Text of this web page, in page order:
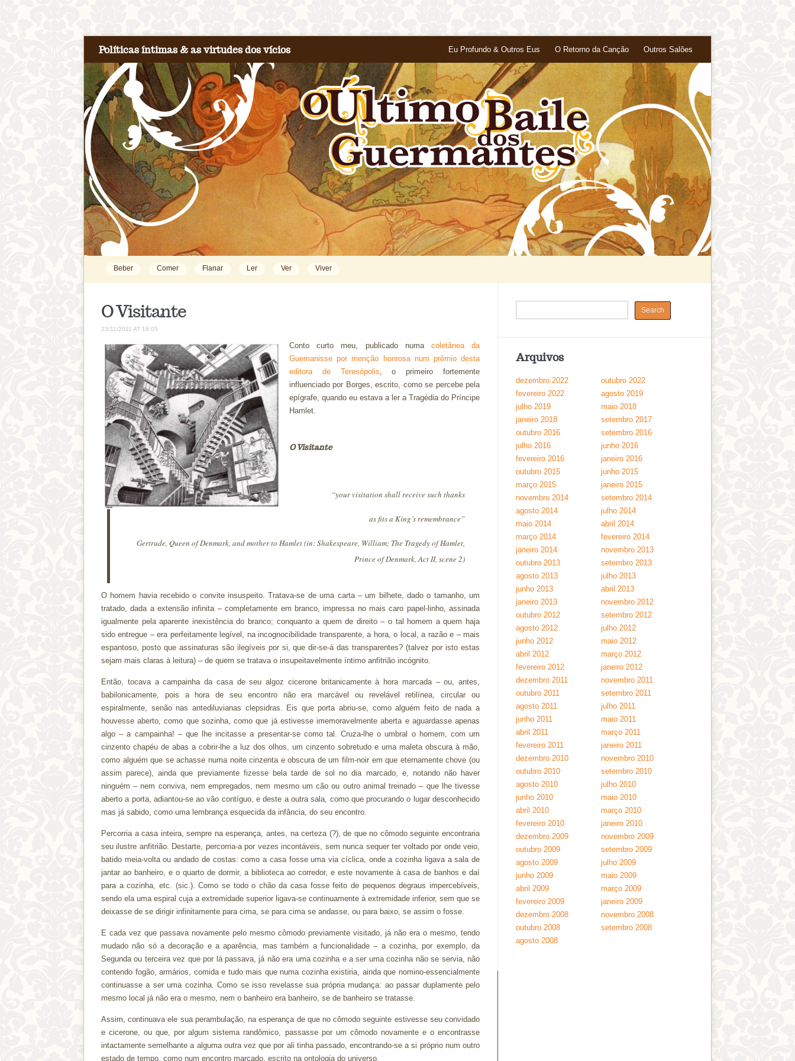
Políticas íntimas & as virtudes dos vícios Eu Profundo & Outros Eus O Retorno da Canção Outros Salões
Beber Comer Flanar Ler Ver Viver
O Visitante
23/11/2011 AT 16:05
Conto curto meu, publicado numa coletânea da
Guemanisse por menção honrosa num prêmio desta
editora de Teresópolis, o primeiro fortemente
influenciado por Borges, escrito, como se percebe pela
epígrafe, quando eu estava a ler a Tragédia do Príncipe
Hamlet.
O Visitante
“your visitation shall receive such thanks
as fits a King’s remembrance”
Gertrude, Queen of Denmark, and mother to Hamlet (in: Shakespeare, William; The Tragedy of Hamlet,
Prince of Denmark, Act II, scene 2)
O homem havia recebido o convite insuspeito. Tratava-se de uma carta – um bilhete, dado o tamanho, um
tratado, dada a extensão infinita – completamente em branco, impressa no mais caro papel-linho, assinada
igualmente pela aparente inexistência do branco; conquanto a quem de direito – o tal homem a quem haja
sido entregue – era perfeitamente legível, na incognocibilidade transparente, a hora, o local, a razão e – mais
espantoso, posto que assinaturas são ilegíveis por si, que dir-se-á das transparentes? (talvez por isto estas
sejam mais claras à leitura) – de quem se tratava o insupeitavelmente íntimo anfitrião incógnito.
Então, tocava a campainha da casa de seu algoz cicerone britanicamente à hora marcada – ou, antes,
babilonicamente, pois a hora de seu encontro não era marcável ou revelável retilínea, circular ou
espiralmente, senão nas antediluvianas clepsidras. Eis que porta abriu-se, como alguém feito de nada a
houvesse aberto, como que sozinha, como que já estivesse imemoravelmente aberta e aguardasse apenas
algo – a campainha! – que lhe incitasse a presentar-se como tal. Cruza-lhe o umbral o homem, com um
cinzento chapéu de abas a cobrir-lhe a luz dos olhos, um cinzento sobretudo e uma maleta obscura à mão,
como alguém que se achasse numa noite cinzenta e obscura de um film-noir em que eternamente chove (ou
assim parece), ainda que previamente fizesse bela tarde de sol no dia marcado, e, notando não haver
ninguém – nem conviva, nem empregados, nem mesmo um cão ou outro animal treinado – que lhe tivesse
aberto a porta, adiantou-se ao vão contíguo, e deste a outra sala, como que procurando o lugar desconhecido
mas já sabido, como uma lembrança esquecida da infância, do seu encontro.
Percorria a casa inteira, sempre na esperança, antes, na certeza (?), de que no cômodo seguinte encontraria
seu ilustre anfitrião. Destarte, percorria-a por vezes incontáveis, sem nunca sequer ter voltado por onde veio,
batido meia-volta ou andado de costas: como a casa fosse uma via cíclica, onde a cozinha ligava a sala de
jantar ao banheiro, e o quarto de dormir, a biblioteca ao corredor, e este novamente à casa de banhos e daí
para a cozinha, etc. (sic.). Como se todo o chão da casa fosse feito de pequenos degraus impercebíveis,
sendo ela uma espiral cuja a extremidade superior ligava-se continuamente à extremidade inferior, sem que se
deixasse de se dirigir infinitamente para cima, se para cima se andasse, ou para baixo, se assim o fosse.
E cada vez que passava novamente pelo mesmo cômodo previamente visitado, já não era o mesmo, tendo
mudado não só a decoração e a aparência, mas também a funcionalidade – a cozinha, por exemplo, da
Segunda ou terceira vez que por lá passava, já não era uma cozinha e a ser uma cozinha não se servia, não
contendo fogão, armários, comida e tudo mais que numa cozinha existiria, ainda que nomino-essencialmente
continuasse a ser uma cozinha. Como se isso revelasse sua própria mudança: ao passar duplamente pelo
mesmo local já não era o mesmo, nem o banheiro era banheiro, se de banheiro se tratasse.
Assim, continuava ele sua perambulação, na esperança de que no cômodo seguinte estivesse seu convidado
e cicerone, ou que, por algum sistema randômico, passasse por um cômodo novamente e o encontrasse
intactamente semelhante a alguma outra vez que por ali tinha passado, encontrando-se a si próprio num outro
estado de tempo, como num encontro marcado, escrito na ontologia do universo.
Arquivos
dezembro 2022
outubro 2022
fevereiro 2022
agosto 2019
julho 2019
maio 2018
janeiro 2018
setembro 2017
outubro 2016
setembro 2016
julho 2016
junho 2016
fevereiro 2016
janeiro 2016
outubro 2015
junho 2015
março 2015
janeiro 2015
novembro 2014
setembro 2014
agosto 2014
julho 2014
maio 2014
abril 2014
março 2014
fevereiro 2014
janeiro 2014
novembro 2013
outubro 2013
setembro 2013
agosto 2013
julho 2013
junho 2013
abril 2013
janeiro 2013
novembro 2012
outubro 2012
setembro 2012
agosto 2012
julho 2012
junho 2012
maio 2012
abril 2012
março 2012
fevereiro 2012
janeiro 2012
dezembro 2011
novembro 2011
outubro 2011
setembro 2011
agosto 2011
julho 2011
junho 2011
maio 2011
abril 2011
março 2011
fevereiro 2011
janeiro 2011
dezembro 2010
novembro 2010
outubro 2010
setembro 2010
agosto 2010
julho 2010
junho 2010
maio 2010
abril 2010
março 2010
fevereiro 2010
janeiro 2010
dezembro 2009
novembro 2009
outubro 2009
setembro 2009
agosto 2009
julho 2009
junho 2009
maio 2009
abril 2009
março 2009
fevereiro 2009
janeiro 2009
dezembro 2008
novembro 2008
outubro 2008
setembro 2008
agosto 2008